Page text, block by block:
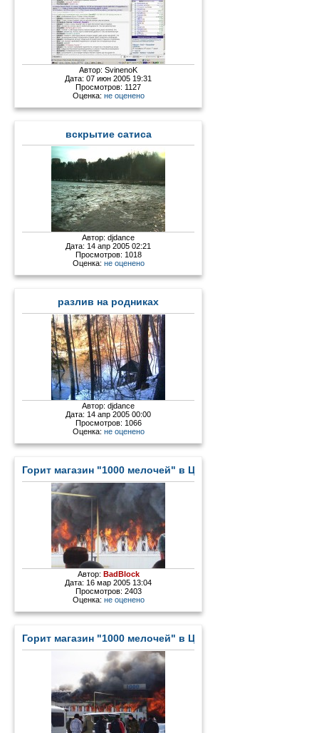
Автор:SvinenoK
Дата: 07 июн 2005 19:31
Просмотров: 1127
Оценка: не оценено
вскрытие сатиса
Автор:djdance
Дата: 14 апр 2005 02:21
Просмотров: 1018
Оценка: не оценено
разлив на родниках
Автор:djdance
Дата: 14 апр 2005 00:00
Просмотров: 1066
Оценка: не оценено
Горит магазин "1000 мелочей" в Цыгановке - 2
Автор: BadBlock
Дата: 16 мар 2005 13:04
Просмотров: 2403
Оценка: не оценено
Горит магазин "1000 мелочей" в Цыгановке